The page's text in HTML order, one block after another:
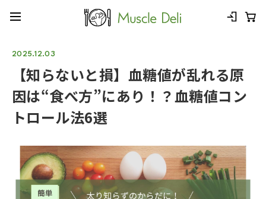
2025.12.03
【知らないと損】血糖値が乱れる原
因は“食べ方”にあり！？血糖値コン
トロール法6選